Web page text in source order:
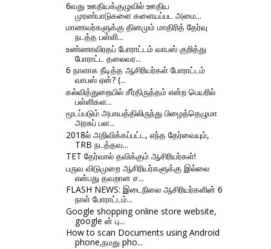
6வது ஊதியக்குழுவில் ஊதிய
முரண்பாடுகளை களையப்பட அமை...
மாணவர்களுக்கு தினமும் மாதிரித் தேர்வு
நடத்த பள்ளி...
உண்ணாவிரதப் போராட்டம் வாபஸ் குறித்து
போராட்ட தலைவர...
6 நாளாக நீடித்த ஆசிரியர்கள் போராட்டம்
வாபஸ் ஏன்? (...
கல்வித்துறையில் சீர்திருத்தம் என்ற பெயரில்
பள்ளிகள...
மூடப்படும் அபாயத்திலிருந்து பிழைத்தெழுமா
அரசுப் பள...
2018ல் அறிவிக்கப்பட்ட, எந்த தேர்வையும்,
TRB நடத்தவ...
TET தேர்வால் தவிக்கும் ஆசிரியர்கள்!
பருவ விடுமுறை ஆசிரியர்களுக்கு இல்லை
என்பது தவறான ச...
FLASH NEWS: இடைநிலை ஆசிரியர்களின் 6
நாள் போராட்டம்...
Google shopping online store website,
google ன் பு...
How to scan Documents using Android
phone,நமது pho...